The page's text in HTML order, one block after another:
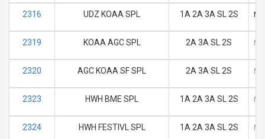
2316 UDZ KOAA SPL 1A 2A 3A SL 2S M
2319 KOAA AGC SPL 2A 3A SL 2S M
2320 AGC KOAA SF SPL 2A 3A SL 2S M
2323 HWH BME SPL 1A 2A 3A SL 2S M
2324 HWH FESTIVL SPL 1A 2A 3A SL 2S M